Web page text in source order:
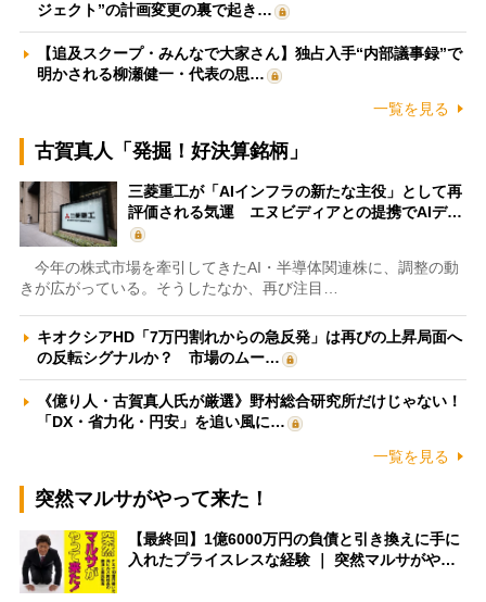
ジェクト”の計画変更の裏で起き…
【追及スクープ・みんなで大家さん】独占入手“内部議事録”で
明かされる柳瀬健一・代表の思…
一覧を見る
古賀真人「発掘！好決算銘柄」
三菱重工が「AIインフラの新たな主役」として再
評価される気運 エヌビディアとの提携でAIデ…
今年の株式市場を牽引してきたAI・半導体関連株に、調整の動
きが広がっている。そうしたなか、再び注目…
キオクシアHD「7万円割れからの急反発」は再びの上昇局面へ
の反転シグナルか？ 市場のムー…
《億り人・古賀真人氏が厳選》野村総合研究所だけじゃない！
「DX・省力化・円安」を追い風に…
一覧を見る
突然マルサがやって来た！
【最終回】1億6000万円の負債と引き換えに手に
入れたプライスレスな経験 ｜ 突然マルサがや…